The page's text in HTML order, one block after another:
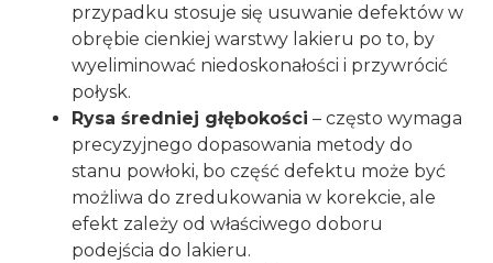
przypadku stosuje się usuwanie defektów w
obrębie cienkiej warstwy lakieru po to, by
wyeliminować niedoskonałości i przywrócić
połysk.
Rysa średniej głębokości – często wymaga
precyzyjnego dopasowania metody do
stanu powłoki, bo część defektu może być
możliwa do zredukowania w korekcie, ale
efekt zależy od właściwego doboru
podejścia do lakieru.